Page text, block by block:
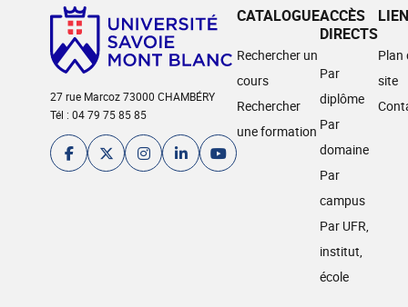
27 rue Marcoz 73000 CHAMBÉRY
Tél : 04 79 75 85 85
CATALOGUE
Rechercher un
cours
Rechercher
une formation
ACCÈS
DIRECTS
Par
diplôme
Par
domaine
Par
campus
Par UFR,
institut,
école
Plan
site